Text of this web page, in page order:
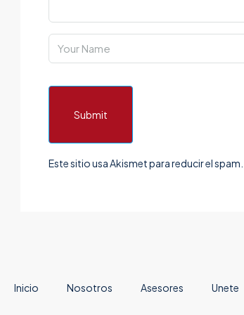
Submit
Este sitio usa Akismet para reducir el spam.
Inicio Nosotros Asesores Unete